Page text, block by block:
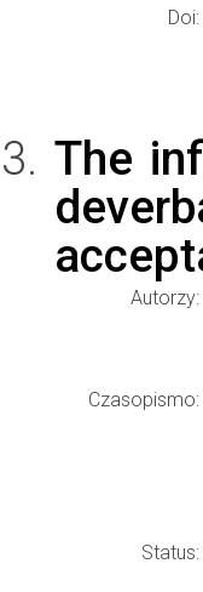
Doi:
The
Autorzy:
Czasopismo:
Status: